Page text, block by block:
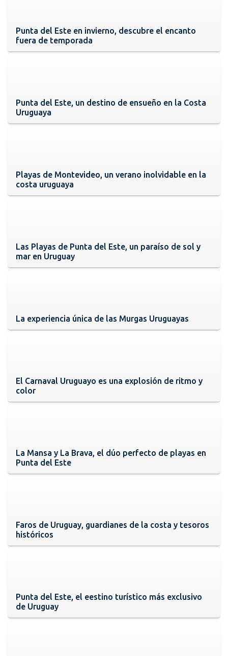
Punta del Este en invierno, descubre el encanto
fuera de temporada
Punta del Este, un destino de ensueño en la Costa
Uruguaya
Playas de Montevideo, un verano inolvidable en la
costa uruguaya
Las Playas de Punta del Este, un paraíso de sol y
mar en Uruguay
La experiencia única de las Murgas Uruguayas
El Carnaval Uruguayo es una explosión de ritmo y
color
La Mansa y La Brava, el dúo perfecto de playas en
Punta del Este
Faros de Uruguay, guardianes de la costa y tesoros
históricos
Punta del Este, el eestino turístico más exclusivo
de Uruguay